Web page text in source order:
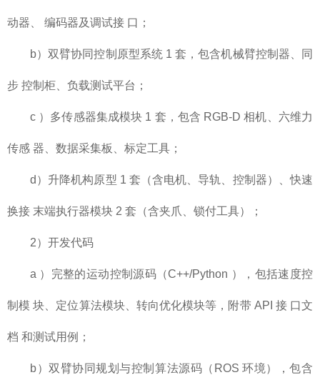
动器、 编码器及调试接 口；
b）双臂协同控制原型系统 1 套，包含机械臂控制器、同
步 控制柜、负载测试平台；
c ）多传感器集成模块 1 套，包含 RGB-D 相机、六维力
传感 器、数据采集板、标定工具；
d）升降机构原型 1 套（含电机、导轨、控制器）、快速
换接 末端执行器模块 2 套（含夹爪、锁付工具）；
2）开发代码
a ）完整的运动控制源码（C++/Python ），包括速度控
制模 块、定位算法模块、转向优化模块等，附带 API 接 口文
档 和测试用例；
b）双臂协同规划与控制算法源码（ROS 环境），包含